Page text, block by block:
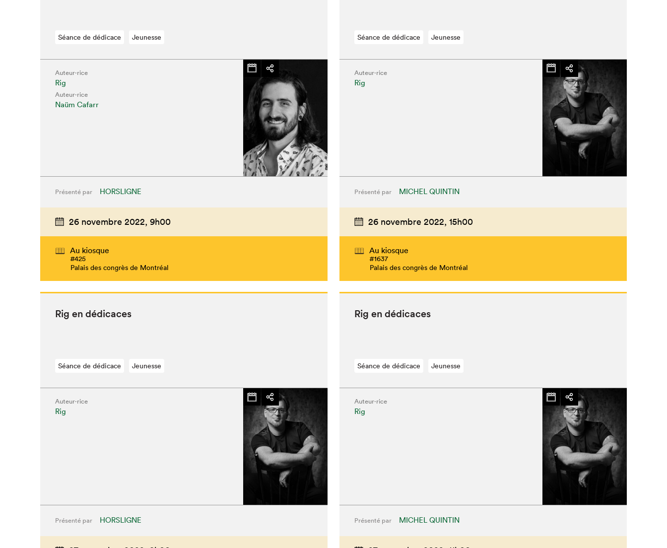
Séance de dédicace Jeunesse
Auteur·rice
Rig
Auteur·rice
Naüm Cafarr
Présenté par HORSLIGNE
26 novembre 2022, 9h00
Au kiosque
#425
Palais des congrès de Montréal
Séance de dédicace Jeunesse
Auteur·rice
Rig
Présenté par MICHEL QUINTIN
26 novembre 2022, 15h00
Au kiosque
#1637
Palais des congrès de Montréal
Rig en dédicaces
Séance de dédicace Jeunesse
Auteur·rice
Rig
Présenté par HORSLIGNE
Rig en dédicaces
Séance de dédicace Jeunesse
Auteur·rice
Rig
Présenté par MICHEL QUINTIN